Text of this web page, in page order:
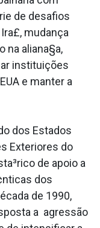
de desafios
mudança
na aliana§a,
instituições
e manter a
dos Estados
Exteriores do
de apoio a
dos
de 1990,
a agressão